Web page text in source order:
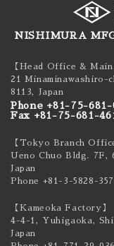
NISHIMURA
【Head Office & Main
21
8113, Japan
Phone +81-75-681-
Fax +81-75-681-
【Tokyo Branch Office
Ueno Chuo Bldg.
Japan
Phone +81-3-5828-
【Kameoka Factory】
4-4-1, Yuhigaoka,
Japan